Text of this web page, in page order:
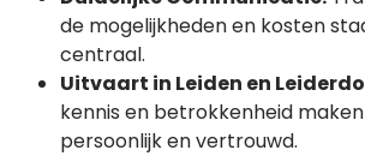
de mogelijkheden en kosten
centraal.
Uitvaart in Leiden en
kennis en betrokkenheid
persoonlijk en vertrouwd.